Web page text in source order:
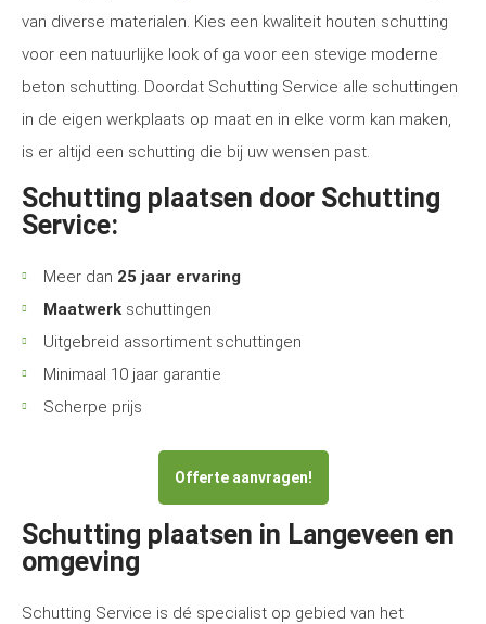
van diverse materialen. Kies een kwaliteit houten schutting
voor een natuurlijke look of ga voor een stevige moderne
beton schutting. Doordat Schutting Service alle schuttingen
in de eigen werkplaats op maat en in elke vorm kan maken,
is er altijd een schutting die bij uw wensen past.
Schutting plaatsen door Schutting
Service:
Meer dan 25 jaar ervaring
Maatwerk schuttingen
Uitgebreid assortiment schuttingen
Minimaal 10 jaar garantie
Scherpe prijs
Offerte aanvragen!
Schutting plaatsen in Langeveen en
omgeving
Schutting Service is dé specialist op gebied van het